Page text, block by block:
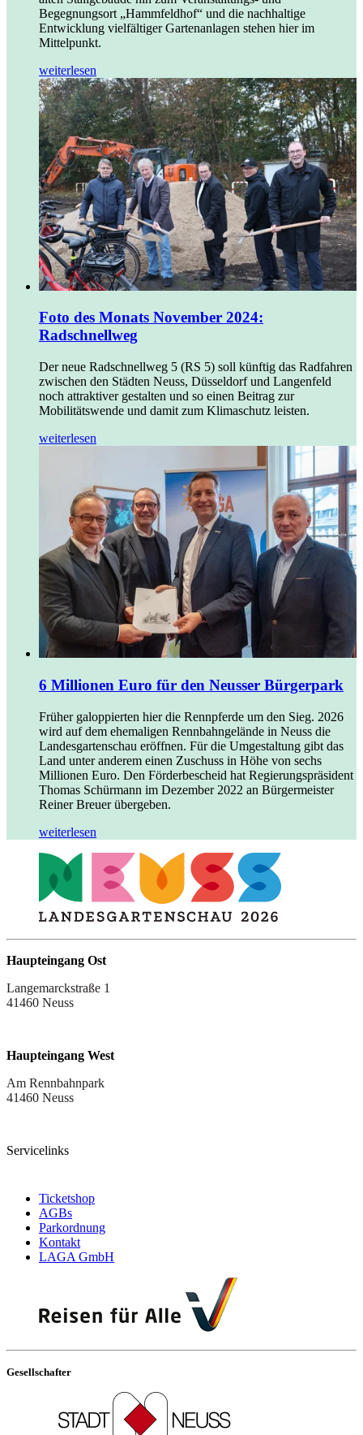
Begegnungsort „Hammfeldhof“ und die nachhaltige
Entwicklung vielfältiger Gartenanlagen stehen hier im
Mittelpunkt.
weiterlesen
Foto des Monats November 2024:
Radschnellweg
Der neue Radschnellweg 5 (RS 5) soll künftig das Radfahren
zwischen den Städten Neuss, Düsseldorf und Langenfeld
noch attraktiver gestalten und so einen Beitrag zur
Mobilitätswende und damit zum Klimaschutz leisten.
weiterlesen
6 Millionen Euro für den Neusser Bürgerpark
Früher galoppierten hier die Rennpferde um den Sieg. 2026
wird auf dem ehemaligen Rennbahngelände in Neuss die
Landesgartenschau eröffnen. Für die Umgestaltung gibt das
Land unter anderem einen Zuschuss in Höhe von sechs
Millionen Euro. Den Förderbescheid hat Regierungspräsident
Thomas Schürmann im Dezember 2022 an Bürgermeister
Reiner Breuer übergeben.
weiterlesen
Haupteingang Ost
Langemarckstraße 1
41460 Neuss
Haupteingang West
Am Rennbahnpark
41460 Neuss
Servicelinks
Ticketshop
AGBs
Parkordnung
Kontakt
LAGA GmbH
Gesellschafter